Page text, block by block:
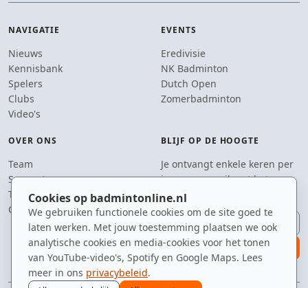
Cookies op badmintonline.nl
We gebruiken functionele cookies om de site goed te
laten werken. Met jouw toestemming plaatsen we ook
analytische cookies en media-cookies voor het tonen
van YouTube-video's, Spotify en Google Maps. Lees
meer in ons privacybeleid.
NAVIGATIE
Nieuws
Kennisbank
Spelers
Clubs
Video's
EVENTS
Eredivisie
NK Badminton
Dutch Open
Zomerbadminton
OVER ONS
Team
Supporters
Tip de redactie
Contact
BLIJF OP DE HOOGTE
Je ontvangt enkele keren per
jaar een e-mail met het
laatste badmintonnieuws.
E-mailadres
aanmelden